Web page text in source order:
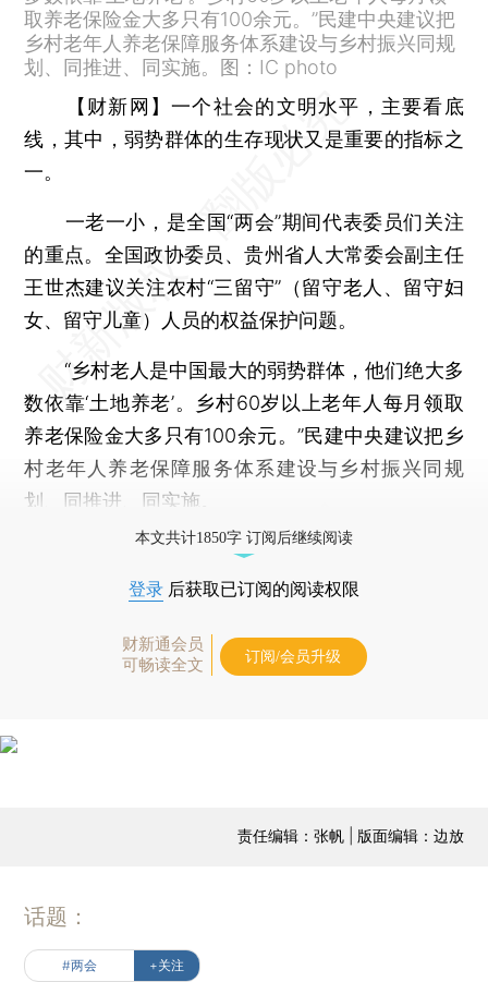
取养老保险金大多只有100余元。”民建中央建议把
乡村老年人养老保障服务体系建设与乡村振兴同规
划、同推进、同实施。图：IC photo
【财新网】一个社会的文明水平，主要看底
线，其中，弱势群体的生存现状又是重要的指标之
一。
一老一小，是全国“两会”期间代表委员们关注
的重点。全国政协委员、贵州省人大常委会副主任
王世杰建议关注农村“三留守”（留守老人、留守妇
女、留守儿童）人员的权益保护问题。
“乡村老人是中国最大的弱势群体，他们绝大多
数依靠‘土地养老’。乡村60岁以上老年人每月领取
养老保险金大多只有100余元。”民建中央建议把乡
村老年人养老保障服务体系建设与乡村振兴同规
划、同推进、同实施。
本文共计1850字 订阅后继续阅读
登录 后获取已订阅的阅读权限
财新通会员
可畅读全文
订阅/会员升级
责任编辑：张帆 | 版面编辑：边放
话题：
#两会 +关注